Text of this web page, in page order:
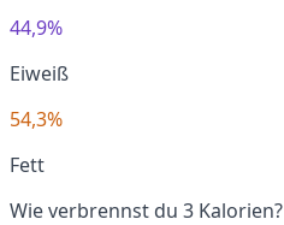
44,9%
Eiweiß
54,3%
Fett
Wie verbrennst du 3 Kalorien?